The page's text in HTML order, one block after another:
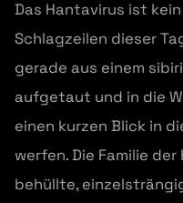
Das Hantavirus ist
Schlagzeilen dieser
gerade aus einem
aufgetaut und in die
einen kurzen Blick in
werfen. Die Familie
behüllte,